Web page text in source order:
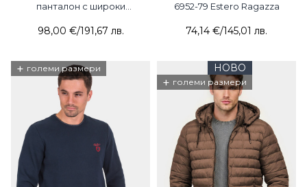
панталон с широки
98,00 €/191,67 лв.
6952-79 Estero Ragazza
74,14 €/145,01 лв.
+ големи размери НОВО
+ големи размери